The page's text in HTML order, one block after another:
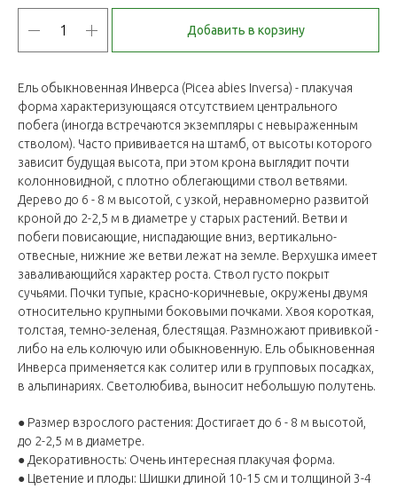
Добавить в корзину
Ель обыкновенная Инверса (Picea abies Inversa) - плакучая
форма характеризующаяся отсутствием центрального
побега (иногда встречаются экземпляры с невыраженным
стволом). Часто прививается на штамб, от высоты которого
зависит будущая высота, при этом крона выглядит почти
колонновидной, с плотно облегающими ствол ветвями.
Дерево до 6 - 8 м высотой, с узкой, неравномерно развитой
кроной до 2-2,5 м в диаметре у старых растений. Ветви и
побеги повисающие, ниспадающие вниз, вертикально-
отвесные, нижние же ветви лежат на земле. Верхушка имеет
заваливающийся характер роста. Ствол густо покрыт
сучьями. Почки тупые, красно-коричневые, окружены двумя
относительно крупными боковыми почками. Хвоя короткая,
толстая, темно-зеленая, блестящая. Размножают прививкой -
либо на ель колючую или обыкновенную. Ель обыкновенная
Инверса применяется как солитер или в групповых посадках,
в альпинариях. Светолюбива, выносит небольшую полутень.
● Размер взрослого растения: Достигает до 6 - 8 м высотой,
до 2-2,5 м в диаметре.
● Декоративность: Очень интересная плакучая форма.
● Цветение и плоды: Шишки длиной 10-15 см и толщиной 3-4